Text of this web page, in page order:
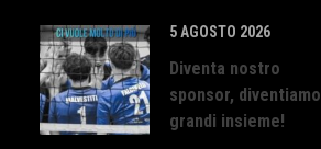
5 AGOSTO 2026
Diventa nostro
sponsor, diventiamo
grandi insieme!